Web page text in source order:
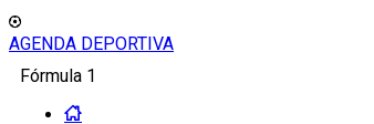
AGENDA DEPORTIVA
Fórmula 1